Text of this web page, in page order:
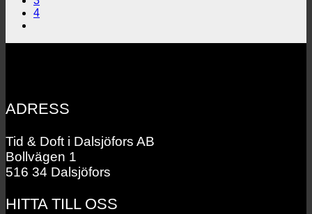
4
ADRESS
Tid & Doft i Dalsjöfors AB
Bollvägen 1
516 34 Dalsjöfors
HITTA TILL OSS